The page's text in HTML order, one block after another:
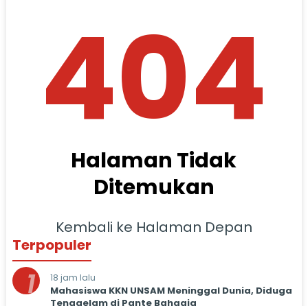
404
Halaman Tidak
Ditemukan
Kembali ke Halaman Depan
Terpopuler
1 18 jam lalu
Mahasiswa KKN UNSAM Meninggal Dunia, Diduga
Tenggelam di Pante Bahagia